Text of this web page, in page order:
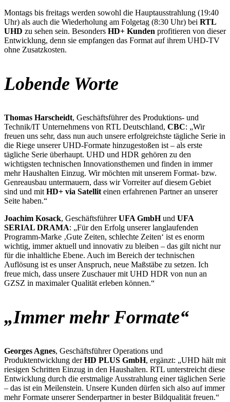
Montags bis freitags werden sowohl die Hauptausstrahlung (19:40
Uhr) als auch die Wiederholung am Folgetag (8:30 Uhr) bei RTL
UHD zu sehen sein. Besonders HD+ Kunden profitieren von dieser
Entwicklung, denn sie empfangen das Format auf ihrem UHD-TV
ohne Zusatzkosten.
Lobende Worte
Thomas Harscheidt, Geschäftsführer des Produktions- und
Technik/IT Unternehmens von RTL Deutschland, CBC: „Wir
freuen uns sehr, dass nun auch unsere erfolgreichste tägliche Serie in
die Riege unserer UHD-Formate hinzugestoßen ist – als erste
tägliche Serie überhaupt. UHD und HDR gehören zu den
wichtigsten technischen Innovationsthemen und finden in immer
mehr Haushalten Einzug. Wir möchten mit unserem Format- bzw.
Genreausbau untermauern, dass wir Vorreiter auf diesem Gebiet
sind und mit HD+ via Satellit einen erfahrenen Partner an unserer
Seite haben.“
Joachim Kosack, GeschäftsführerUFA GmbHund UFA
SERIAL DRAMA: „Für den Erfolg unserer langlaufenden
Programm-Marke ‚Gute Zeiten, schlechte Zeiten‘ ist es enorm
wichtig, immer aktuell und innovativ zu bleiben – das gilt nicht nur
für die inhaltliche Ebene. Auch im Bereich der technischen
Auflösung ist es unser Anspruch, neue Maßstäbe zu setzen. Ich
freue mich, dass unsere Zuschauer mit UHD HDR von nun an
GZSZ in maximaler Qualität erleben können.“
„Immer mehr Formate“
Georges Agnes, Geschäftsführer Operations und
Produktentwicklung derHD PLUS GmbH, ergänzt: „UHD hält mit
riesigen Schritten Einzug in den Haushalten. RTL unterstreicht diese
Entwicklung durch die erstmalige Ausstrahlung einer täglichen Serie
– das ist ein Meilenstein. Unsere Kunden dürfen sich also auf immer
mehr Formate unserer Senderpartner in bester Bildqualität freuen.“